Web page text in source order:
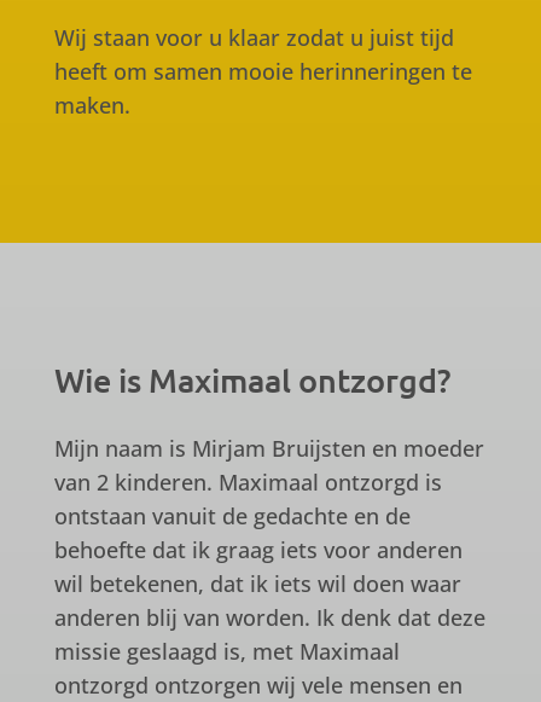
Wij staan voor u klaar zodat u juist tijd
heeft om samen mooie herinneringen te
maken.
Wie is Maximaal ontzorgd?
Mijn naam is Mirjam Bruijsten en moeder
van 2 kinderen. Maximaal ontzorgd is
ontstaan vanuit de gedachte en de
behoefte dat ik graag iets voor anderen
wil betekenen, dat ik iets wil doen waar
anderen blij van worden. Ik denk dat deze
missie geslaagd is, met Maximaal
ontzorgd ontzorgen wij vele mensen en